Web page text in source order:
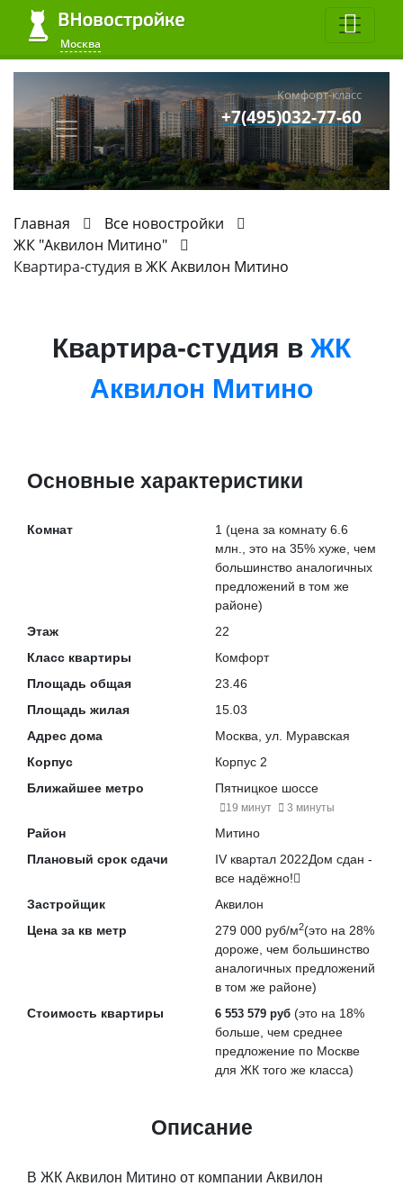
Москва
Комфорт-класс
+7(495)032-77-60
Главная
Все новостройки
ЖК "Аквилон Митино"
Квартира-студия вЖК Аквилон Митино
Квартира-студия в ЖК
Аквилон Митино
Основные характеристики
Комнат 1 (цена за комнату 6.6
млн., это на 35% хуже , чем
большинство аналогичных
предложений в том же
районе)
Этаж
22
Класс квартиры
Комфорт
Площадь общая
23.46
Площадь жилая
15.03
Адрес дома
Москва, ул. Муравская
Корпус
Корпус 2
Ближайшее метро
Пятницкое шоссе
19 минут 3 минуты
Район
Митино
Плановый срок сдачи
IV квартал 2022Дом сдан -
все надёжно!
Застройщик
Аквилон
Цена за кв метр
279 000 руб/м2(это на 28%
дороже , чем большинство
аналогичных предложений
в том же районе)
Стоимость квартиры
6 553 579 руб (это на 18%
больше , чем среднее
предложение по Москве
для ЖК того же класса)
Описание
В ЖК Аквилон Митино от компании Аквилон